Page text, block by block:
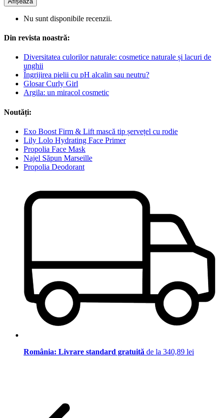
Nu sunt disponibile recenzii.
Din revista noastră:
Diversitatea culorilor naturale: cosmetice naturale și lacuri de
unghii
Îngrijirea pielii cu pH alcalin sau neutru?
Glosar Curly Girl
Argila: un miracol cosmetic
Noutăți:
Exo Boost Firm & Lift mască tip șervețel cu rodie
Lily Lolo Hydrating Face Primer
Propolia Face Mask
Najel Săpun Marseille
Propolia Deodorant
România: Livrare standard gratuită de la 340,89 lei